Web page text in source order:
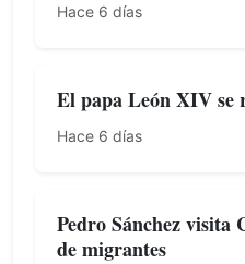
Hace 6 días
El papa León XIV se
Hace 6 días
Pedro Sánchez visita
de migrantes